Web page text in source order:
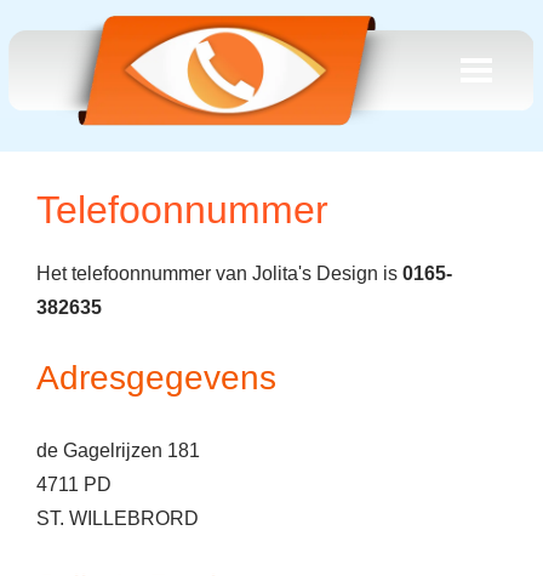
Telefoonnummer
Het telefoonnummer van Jolita's Design is 0165-
382635
Adresgegevens
de Gagelrijzen 181
4711 PD
ST. WILLEBRORD